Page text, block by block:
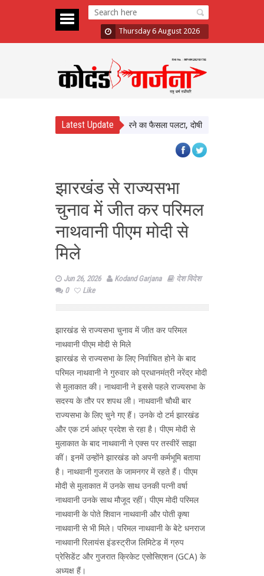
Thursday 6 August 2026
Latest Update
Case: Bombay HC ने बरी करने का फैसला पलटा, दोषी करार
झारखंड से राज्यसभा
चुनाव में जीत कर परिमल
नाथवानी पीएम मोदी से
मिले
Jun 26, 2026 Kodand Garjana
देश विदेश
0
Like
झारखंड से राज्यसभा चुनाव में जीत कर परिमल
नाथवानी पीएम मोदी से मिले
झारखंड से राज्यसभा के लिए निर्वाचित होने के बाद
परिमल नाथवानी ने गुरुवार को प्रधानमंत्री नरेंद्र मोदी
से मुलाकात की। नाथवानी ने इससे पहले राज्यसभा के
सदस्य के तौर पर शपथ ली। नाथवानी चौथी बार
राज्यसभा के लिए चुने गए हैं। उनके दो टर्म झारखंड
और एक टर्म आंध्र प्रदेश से रहा है। पीएम मोदी से
मुलाकात के बाद नाथवानी ने एक्स पर तस्वीरें साझा
कीं। इनमें उन्होंने झारखंड को अपनी कर्मभूमि बताया
है। नाथवानी गुजरात के जामनगर में रहते हैं। पीएम
मोदी से मुलाकात में उनके साथ उनकी पत्नी वर्षा
नाथवानी उनके साथ मौजूद रहीं। पीएम मोदी परिमल
नाथवानी के पोते शिवान नाथवानी और पोती कृषा
नाथवानी से भी मिले। परिमल नाथवानी के बेटे धनराज
नाथवानी रिलायंस इंडस्ट्रीज लिमिटेड में ग्रुप
प्रेसिडेंट और गुजरात क्रिकेट एसोसिएशन (GCA) के
अध्यक्ष हैं।